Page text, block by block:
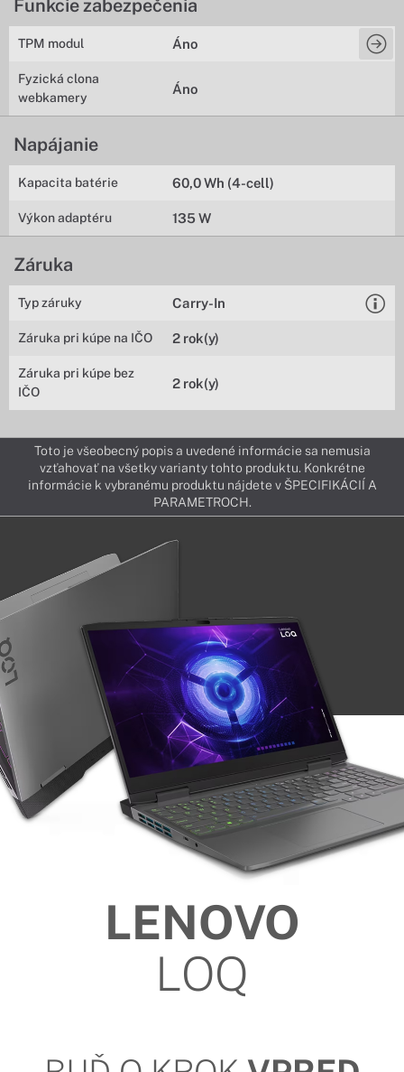
Funkcie zabezpečenia
TPM modul Áno
Fyzická clona
webkamery
Áno
Napájanie
Kapacita batérie 60,0 Wh (4-cell)
Výkon adaptéru 135 W
Záruka
Typ záruky Carry-In
Záruka pri kúpe na IČO 2 rok(y)
Záruka pri kúpe bez
IČO
2 rok(y)
Toto je všeobecný popis a uvedené informácie sa nemusia
vzťahovať na všetky varianty tohto produktu. Konkrétne
informácie k vybranému produktu nájdete v ŠPECIFIKÁCIÍ A
PARAMETROCH.
LENOVO
LOQ